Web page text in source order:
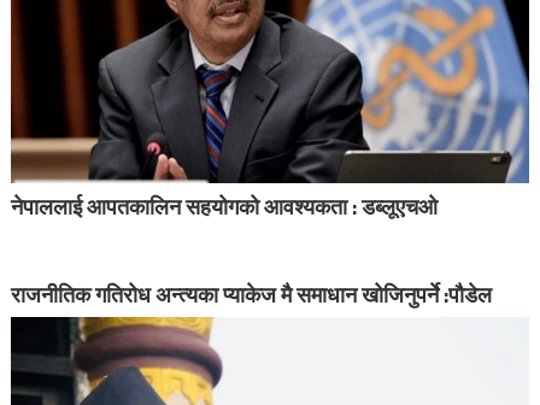
नेपाललाई आपतकालिन सहयोगको आवश्यकता : डब्लूएचओ
राजनीतिक गतिरोध अन्त्यका प्याकेज मै समाधान खोजिनुपर्ने :पौडेल